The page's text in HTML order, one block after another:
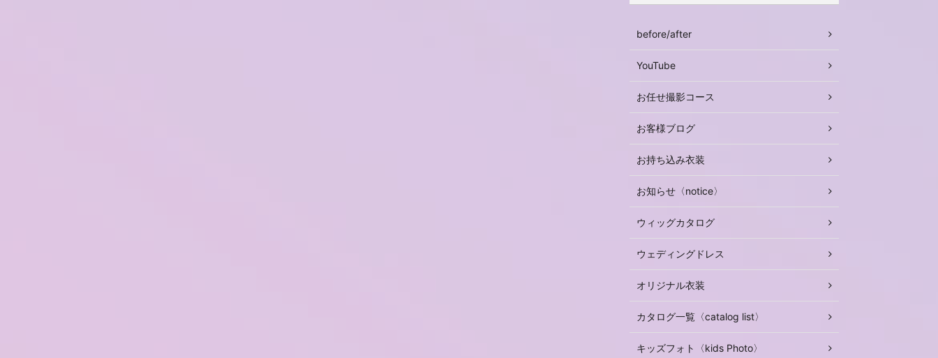
before/after
YouTube
お任せ撮影コース
お客様ブログ
お持ち込み衣装
お知らせ〈notice〉
ウィッグカタログ
ウェディングドレス
オリジナル衣装
カタログ一覧〈catalog list〉
キッズフォト〈kids Photo〉